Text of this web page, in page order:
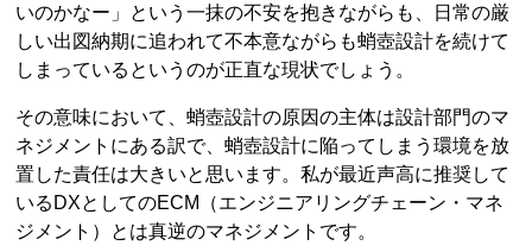
いのかなー」という一抹の不安を抱きながらも、日常の厳
しい出図納期に追われて不本意ながらも蛸壺設計を続けて
しまっているというのが正直な現状でしょう。
その意味において、蛸壺設計の原因の主体は設計部門のマ
ネジメントにある訳で、蛸壺設計に陥ってしまう環境を放
置した責任は大きいと思います。私が最近声高に推奨して
いるDXとしてのECM（エンジニアリングチェーン・マネ
ジメント）とは真逆のマネジメントです。